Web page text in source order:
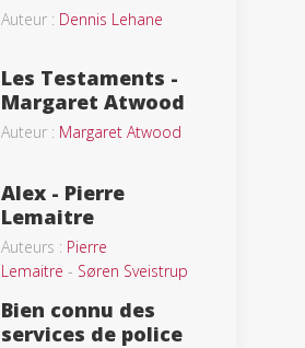
Auteur : Dennis Lehane
Les Testaments -
Margaret Atwood
Auteur : Margaret Atwood
Alex - Pierre
Lemaitre
Auteurs : Pierre
Lemaitre - Søren Sveistrup
Bien connu des
services de police